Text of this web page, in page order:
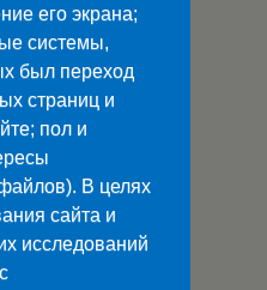
его экрана;
системы,
был переход
страниц и
пол и
В целях
сайта и
исследований